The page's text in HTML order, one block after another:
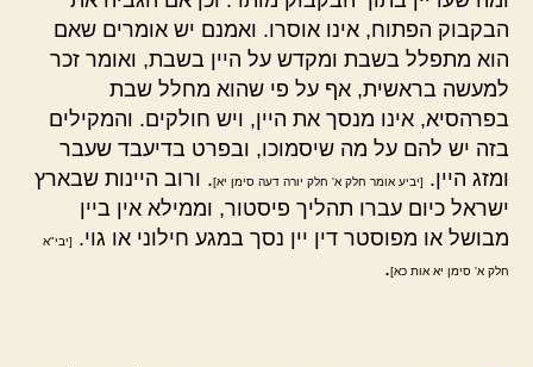
הבקבוק הפתוח, אינו אוסרו. ואמנם יש אומרים שאם
הוא מתפלל בשבת ומקדש על היין בשבת, ואומר זכר
למעשה בראשית, אף על פי שהוא מחלל שבת
בפרהסיא, אינו מנסך את היין, ויש חולקים. והמקילים
בזה יש להם על מה שיסמוכו, ובפרט בדיעבד שעבר
ומזג היין.
[יביע אומר חלק א' חלק יורה דעה סימן יא]. ורוב היינות שבארץ
ישראל כיום עברו תהליך פיסטור, וממילא אין ביין
מבושל או מפוסטר דין יין נסך במגע חילוני או גוי.
[יבי"א
חלק א' סימן יא אות כא].